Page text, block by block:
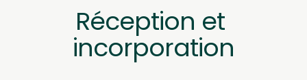
Réception et
incorporation